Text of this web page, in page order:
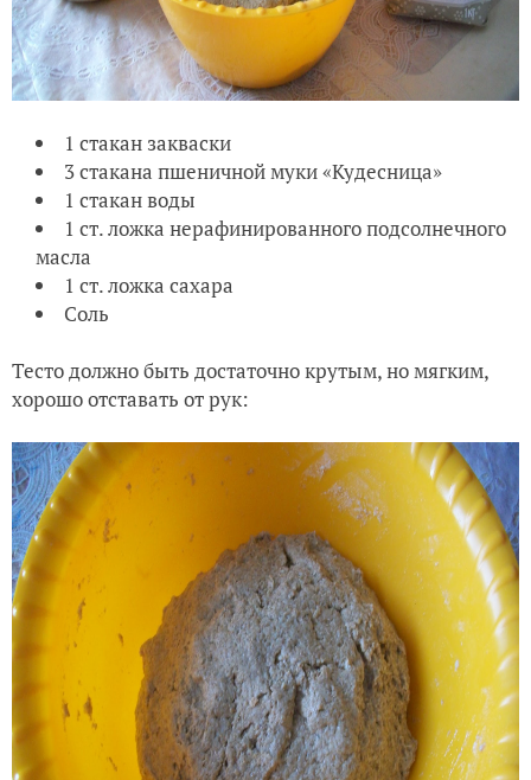
1 стакан закваски
3 стакана пшеничной муки «Кудесница»
1 стакан воды
1 ст. ложка нерафинированного подсолнечного
масла
1 ст. ложка сахара
Соль
Тесто должно быть достаточно крутым, но мягким,
хорошо отставать от рук: